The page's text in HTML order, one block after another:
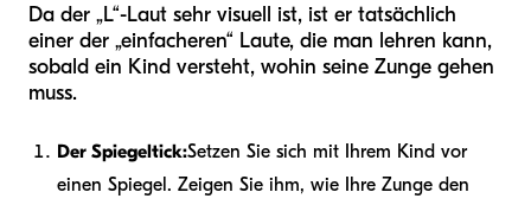
Da der „L“-Laut sehr visuell ist, ist er tatsächlich
einer der „einfacheren“ Laute, die man lehren kann,
sobald ein Kind versteht, wohin seine Zunge gehen
muss.
Der Spiegeltick:Setzen Sie sich mit Ihrem Kind vor
einen Spiegel. Zeigen Sie ihm, wie Ihre Zunge den